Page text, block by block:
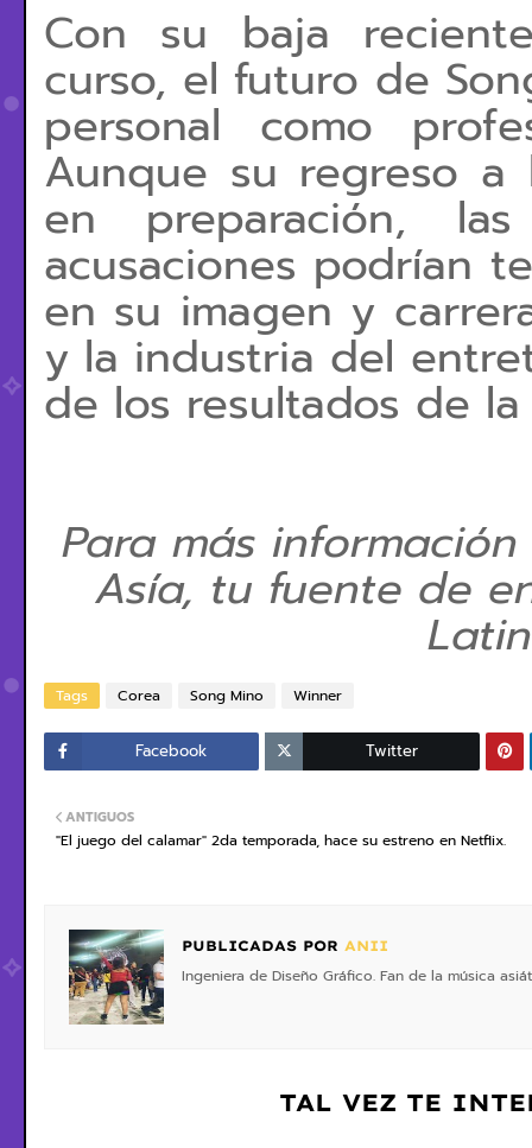
Con su baja
curso, el futuro de
personal como
Aunque su regreso a
en preparación,
acusaciones podrían
en su imagen y
y la industria del
de los resultados de
Para más
Asía, tu fuente de
Tags Corea Song Mino Winner
Facebook Twitter
ANTIGUOS
"El juego del calamar" 2da temporada, hace su estreno en Netflix.
PUBLICADAS POR ANII
Ingeniera de Diseño Gráfico. Fan de la música
TAL VEZ TE